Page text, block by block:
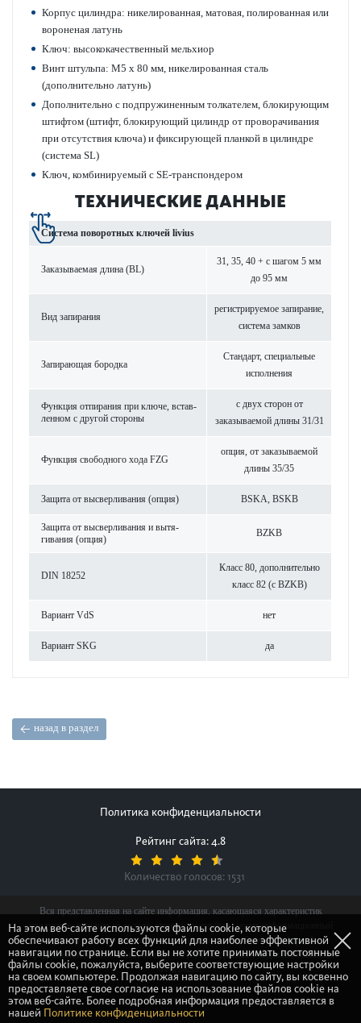
Корпус цилиндра: никелированная, мат­овая, полированная или
вор­оненая латунь
Ключ: выс­ококачес­твенный мельхиор
Винт штульпа: M5 x 80 мм, никелированная сталь
(дополнительно латунь)
Дополнительно с подпружиненным тол­кателем, блокирующим
штифтом (штифт, блокирующий цилиндр от провор­ачивания
при отсутствия ключа) и фиксирующей планкой в цилиндре
(сис­тема SL)
Ключ, комб­инируемый с SE-транспондером
ТЕХНИЧЕСКИЕ ДАННЫЕ
Сис­тема пово­р­отных ключей livius
Заказываемая длина (BL)
31, 35, 40 + с шагом 5 мм
до 95 мм
Вид запирания
регис­триру­емое запирание,
сис­тема замков
Запи­рающая бор­одка
Стандарт, специальные
исполнения
Функция отпирания при ключе, встав­
ленном с другой стороны
с двух сторон от
заказываемой длины 31/31
Функция свободного хода FZG
опция, от заказываемой
длины 35/35
Защита от высверливания (опция) BSKA, BSKB
Защита от высверливания и вытя­
гивания (опция)
BZKB
DIN 18252
Класс 80, дополнительно
класс 82 (с BZKB)
Вар­иант VdS нет
Вар­иант SKG да
назад в раздел
Политика конфиденциальности
Рейтинг сайта: 4.8
Количество голосов: 1531
Вся представленная на сайте информация, касающаяся характеристик
продуктов, наличия на складе, стоимости товаров, носит информационный
характер и ни при каких условиях не является публичной офертой,
определяемой положениями Статьи 437(2) Гражданского кодекса Российской
Федерации.
© Gretsch-Unitas group
На этом веб-сайте используются файлы cookie, которые
обеспечивают работу всех функций для наиболее эффективной
навигации по странице. Если вы не хотите принимать постоянные
файлы cookie, пожалуйста, выберите соответствующие настройки
на своем компьютере. Продолжая навигацию по сайту, вы косвенно
предоставляете свое согласие на использование файлов cookie на
этом веб-сайте. Более подробная информация предоставляется в
нашей Политике конфиденциальности